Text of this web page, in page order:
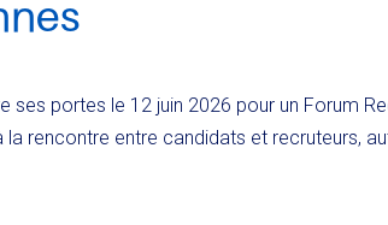
ses portes le 12 juin 2026 pour un Forum
la rencontre entre candidats et recruteurs,